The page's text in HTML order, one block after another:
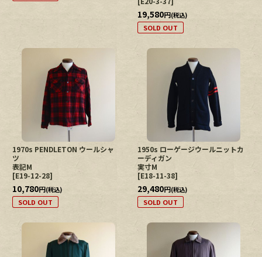
19,580円(税込)
SOLD OUT
1970s PENDLETON ウールシャ
ツ
表記M
[E19-12-28]
10,780円(税込)
SOLD OUT
1950s ローゲージウールニットカ
ーディガン
実寸M
[E18-11-38]
29,480円(税込)
SOLD OUT